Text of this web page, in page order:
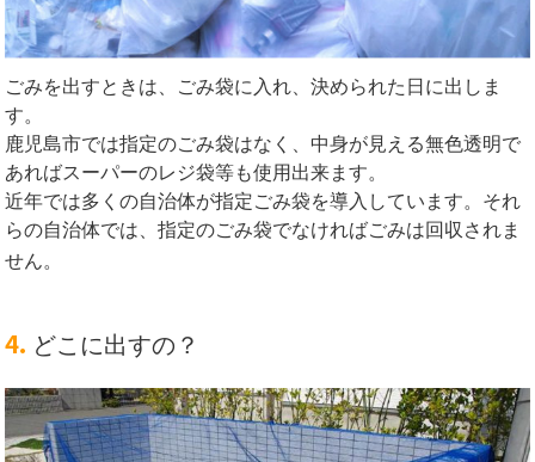
ごみを出すときは、ごみ袋に入れ、決められた日に出しま
す。
鹿児島市では指定のごみ袋はなく、中身が見える無色透明で
あればスーパーのレジ袋等も使用出来ます。
近年では多くの自治体が指定ごみ袋を導入しています。それ
らの自治体では、指定のごみ袋でなければごみは回収されま
せん。
4. どこに出すの？